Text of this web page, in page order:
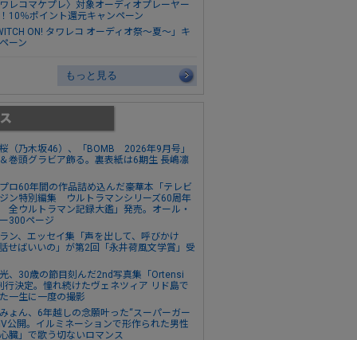
ワレコマケプレ〉対象オーディオプレーヤー
10％ポイント還元キャンペーン
ON! タワレコ オーディオ祭～夏～」キ
ーン
もっと見る
（乃木坂46）、「BOMB 2026年9月号」
巻頭グラビア飾る。裏表紙は6期生 長嶋凛
ロ60年間の作品詰め込んだ豪華本「テレビ
ン特別編集 ウルトラマンシリーズ60周年
全ウルトラマン記録大鑑」発売。オール・
300ページ
ン、エッセイ集「声を出して、呼びかけ
せばいいの」が第2回「永井荷風文学賞」受
、30歳の節目刻んだ2nd写真集「Ortensi
行決定。憧れ続けたヴェネツィア リド島で
一生に一度の撮影
ょん、6年越しの念願叶った“スーパーガー
公開。イルミネーションで形作られた男性
臓」で歌う切ないロマンス